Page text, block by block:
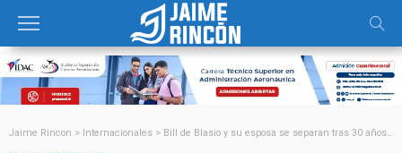
Jaime Rincon > Internacionales > Bill de Blasio y su esposa se separan tras 30 años juntos para salir con otras personas, sin mudarse ni divorciarse